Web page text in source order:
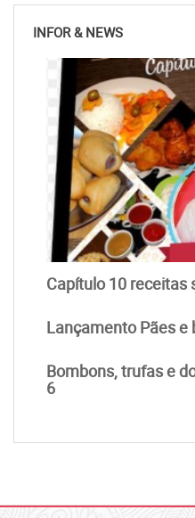
INFOR & NEWS
Capítulo 10 receitas
Lançamento Pães
Bombons, trufas e
6